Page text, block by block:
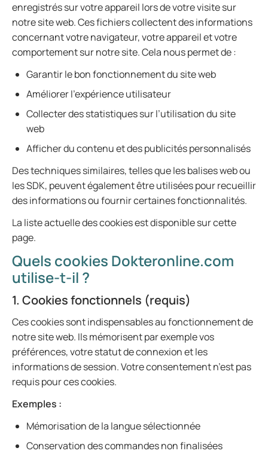
enregistrés sur votre appareil lors de votre visite sur
notre site web. Ces fichiers collectent des informations
concernant votre navigateur, votre appareil et votre
comportement sur notre site. Cela nous permet de :
Garantir le bon fonctionnement du site web
Améliorer l’expérience utilisateur
Collecter des statistiques sur l’utilisation du site
web
Afficher du contenu et des publicités personnalisés
Des techniques similaires, telles que les balises web ou
les SDK, peuvent également être utilisées pour recueillir
des informations ou fournir certaines fonctionnalités.
La liste actuelle des cookies est disponible sur cette
page.
Quels cookies Dokteronline.com
utilise-t-il ?
1. Cookies fonctionnels (requis)
Ces cookies sont indispensables au fonctionnement de
notre site web. Ils mémorisent par exemple vos
préférences, votre statut de connexion et les
informations de session. Votre consentement n’est pas
requis pour ces cookies.
Exemples :
Mémorisation de la langue sélectionnée
Conservation des commandes non finalisées